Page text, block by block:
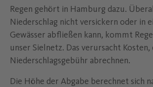
Regen gehört in Hamburg dazu.
Niederschlag nicht versickern oder in
Gewässer abfließen kann, kommt
unser Sielnetz. Das verursacht
Niederschlagsgebühr abrechnen.
Die Höhe der Abgabe berechnet sich